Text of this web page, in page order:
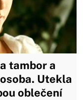
tambor a
Utekla
oblečení